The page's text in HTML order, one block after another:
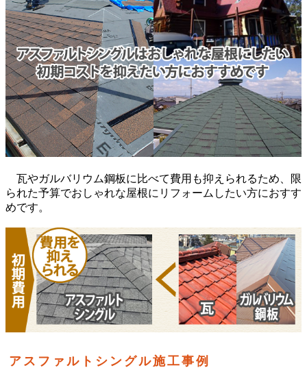
瓦やガルバリウム鋼板に比べて費用も抑えられるため、限
られた予算でおしゃれな屋根にリフォームしたい方におすす
めです。
アスファルトシングル施工事例